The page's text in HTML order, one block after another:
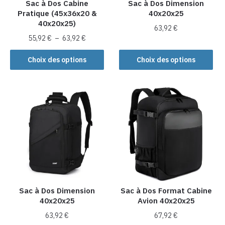
page
du
produit
page
du
Sac à Dos Cabine
Pratique (45x36x20 &
40x20x25)
55,92€ – 63,92€
de
prix :
55,92 €
63,92 €
Choix des options
Ce
produit
plusieurs
variations.
Les
options
peuvent
choisies
sur
la
page
du
Sac à Dos Dimension
40x20x25
63,92€
Choix des options
produit
a
variations.
Les
options
peuvent
la
page
du
produit
Sac à Dos Dimension
40x20x25
63,92€
Sac à Dos Format Cabine
Avion 40x20x25
67,92€